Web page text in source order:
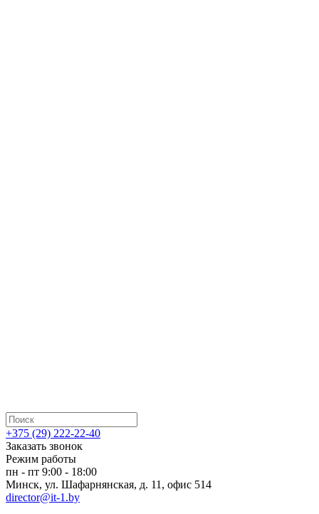
+375 (29) 222-22-40
Заказать звонок
Режим работы
пн - пт 9:00 - 18:00
Минск, ул. Шафарнянская, д. 11, офис 514
director@it-1.by